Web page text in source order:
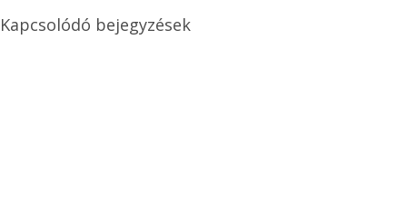
Kapcsolódó bejegyzések